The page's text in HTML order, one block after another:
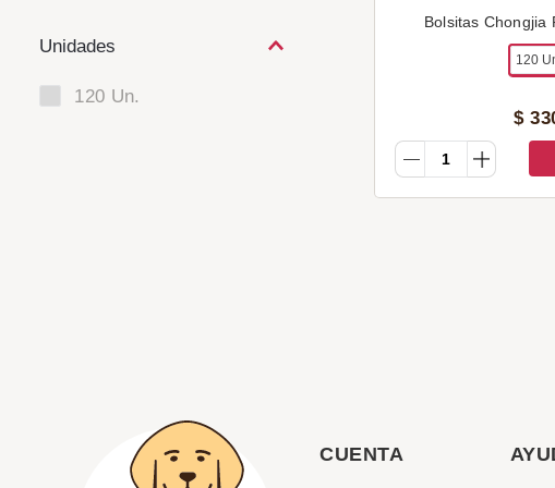
Unidades
120 Un.
Bolsitas Chongjia
120
$
CUENTA